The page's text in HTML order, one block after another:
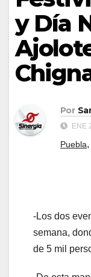
y Día
Por
ENE
Puebla,
-Los dos
semana,
de 5 mil